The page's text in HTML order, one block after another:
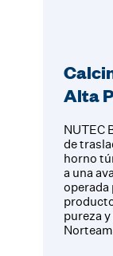
Alta
NUTEC
de
horno
a una
operada
pureza